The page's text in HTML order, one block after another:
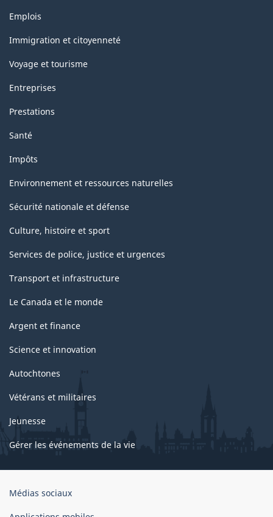
Thèmes
sujets
Emplois
Immigration et citoyenneté
Voyage et tourisme
Entreprises
Prestations
Santé
Impôts
Environnement et ressources naturelles
Sécurité nationale et défense
Culture, histoire et sport
Services de police, justice et urgences
Transport et infrastructure
Le Canada et le monde
Argent et finance
Science et innovation
Autochtones
Vétérans et militaires
Jeunesse
Gérer les événements de la vie
Organisation
Médias sociaux